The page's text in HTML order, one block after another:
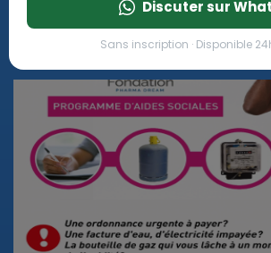
Discuter sur
Sans inscription · Disponible